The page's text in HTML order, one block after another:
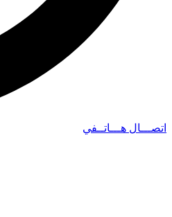
اتصـــال هـــاتــفي